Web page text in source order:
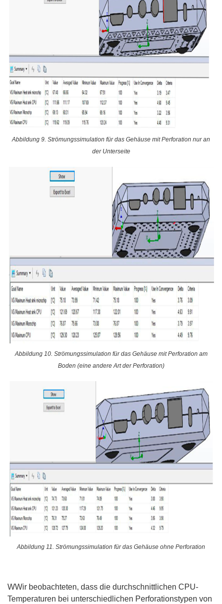
Abbildung 9. Strömungssimulation für das Gehäuse mit Perforation nur an
der Unterseite
Abbildung 10. Strömungssimulation für das Gehäuse mit Perforation am
Boden (eine andere Art der Perforation)
Abbildung 11. Strömungssimulation für das Gehäuse ohne Perforation
WWir beobachteten, dass die durchschnittlichen CPU-
Temperaturen bei unterschiedlichen Perforationstypen von